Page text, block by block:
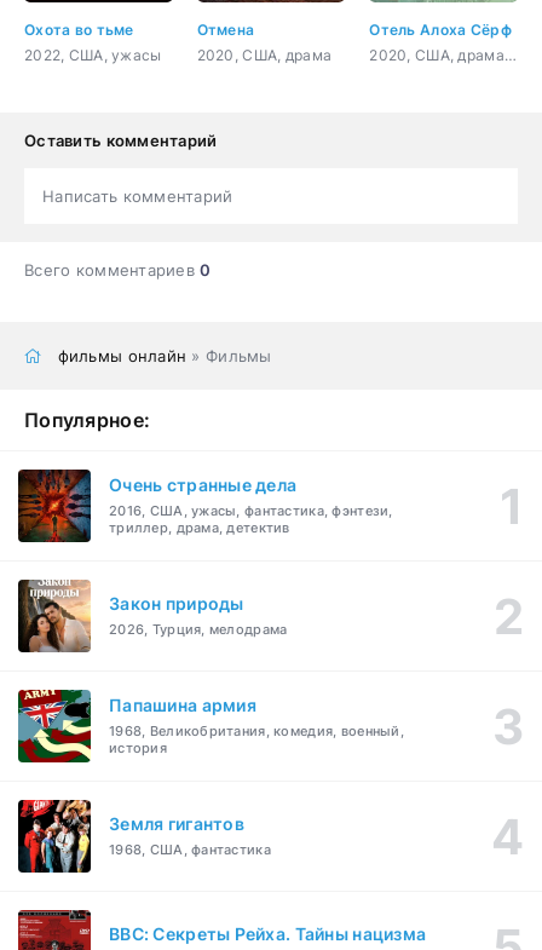
Охота во тьме
2022, США, ужасы
Отмена
2020, США, драма
Отель Алоха Сёрф
2020, США, драма, комедия
Оставить комментарий
Написать комментарий
Всего комментариев0
фильмы онлайн » Фильмы
Популярное:
Очень странные дела
2016, США, ужасы, фантастика, фэнтези,
триллер, драма, детектив
Закон природы
2026, Турция, мелодрама
Папашина армия
1968, Великобритания, комедия, военный,
история
Земля гигантов
1968, США, фантастика
BBC: Секреты Рейха. Тайны нацизма